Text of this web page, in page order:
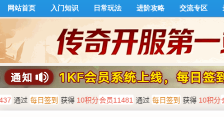
网站首页 入门知识 日常玩法 进阶攻略 交流专区